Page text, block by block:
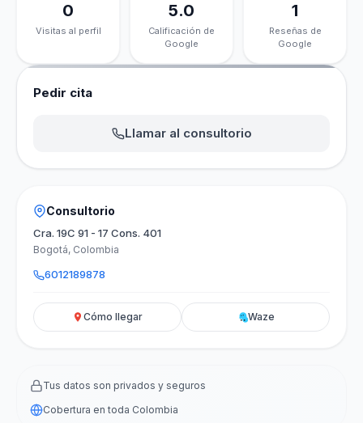
0
Visitas al perfil
5.0
Calificación de
Google
1
Reseñas de
Google
Pedir cita
Llamar al consultorio
Consultorio
Cra. 19C 91 - 17 Cons. 401
Bogotá, Colombia
6012189878
Cómo llegar Waze
Tus datos son privados y seguros
Cobertura en toda Colombia